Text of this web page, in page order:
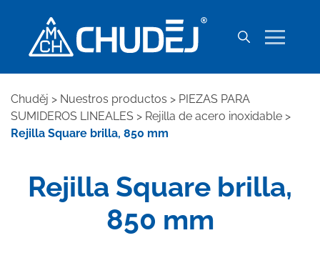
Chuděj > Nuestros productos > PIEZAS PARA
SUMIDEROS LINEALES > Rejilla de acero inoxidable >
Rejilla Square brilla, 850 mm
Rejilla Square brilla,
850 mm